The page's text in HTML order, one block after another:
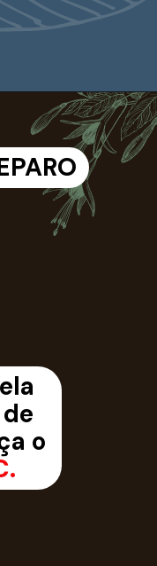
https://portalagrovida.com.br/receitas/cinnamon-rolls-paezinhos-com-canela-que-vao-sumir-da-sua-bancada.html
o